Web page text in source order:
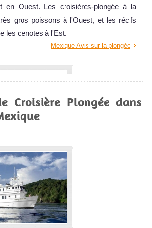
en Ouest. Les croisières-plongée à la
gros poissons à l'Ouest, et les récifs
les cenotes à l'Est.
Mexique Avis sur la plongée
Mexique
Yucatan offre de l'excellente plongée sur
des plongées dérivantes, et le plus
sous-marin au monde.
Yucatán, Mexique Avis sur la plongée
Croisière Plongée dans